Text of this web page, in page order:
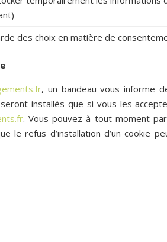
des choix en matière de
, un bandeau vous informe
installés que si vous les
. Vous pouvez à tout moment
le refus d’installation d’un cookie